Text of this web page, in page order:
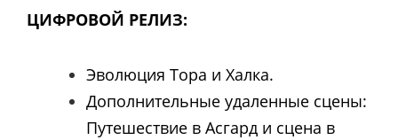
ЦИФРОВОЙ РЕЛИЗ:
Эволюция Тора и Халка.
Дополнительные удаленные сцены:
Путешествие в Асгард и сцена в